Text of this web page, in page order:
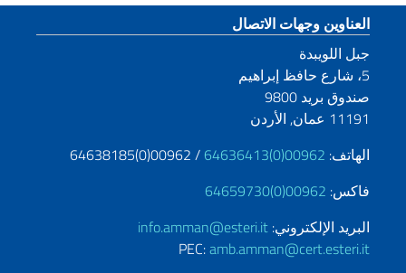
قسم التذييل
العناوين وجهات الاتصال
جبل اللويبدة
5، شارع حافظ إبراهيم
صندوق بريد 9800
11191 عمان, الأردن
الهاتف: 00962(0)64636413
/ 00962(0)64638185
فاكس: 00962(0)64659730
البريد الإلكتروني: info.amman@esteri.it
PEC:amb.amman@cert.esteri.it